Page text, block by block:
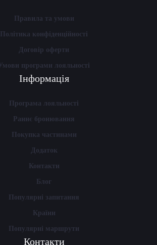
Правила та умови
Політика конфіденційності
Договір оферти
програми лояльності
Інформація
Програма лояльності
Раннє бронювання
Покупка частинами
Додаток
Контакти
Блог
Популярні запитання
Країни
Популярні маршрути
Контакти